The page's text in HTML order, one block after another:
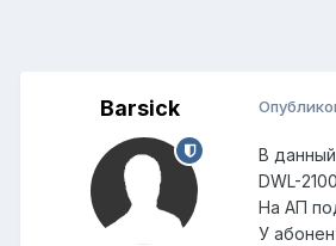
Barsick
В
DWL-
На АП
У